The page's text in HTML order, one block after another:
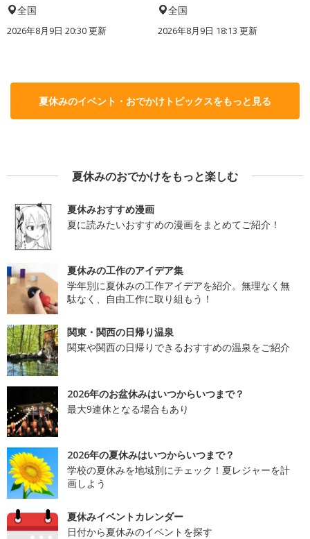
全国
2026年8月9日 20:30更新
全国
2026年8月9日 18:13 更新
夏休みのイベント・おでかけトピックスをもっと見る
夏休みのおでかけをもっと楽しむ
夏休みおすすめ漫画
夏に読みたいおすすめの漫画をまとめてご紹介！
夏休みの工作のアイデア集
学年別に夏休みの工作アイデアを紹介。無理なく無
駄なく、自由工作に取り組もう！
関東・関西の日帰り温泉
関東や関西の日帰りできるおすすめの温泉をご紹介
2026年のお盆休みはいつからいつまで？
最大9連休となる場合もあり
2026年の夏休みはいつからいつまで？
学校の夏休みを地域別にチェック！夏レジャーを計
画しよう
夏休みイベントカレンダー
日付から夏休みのイベントを探す